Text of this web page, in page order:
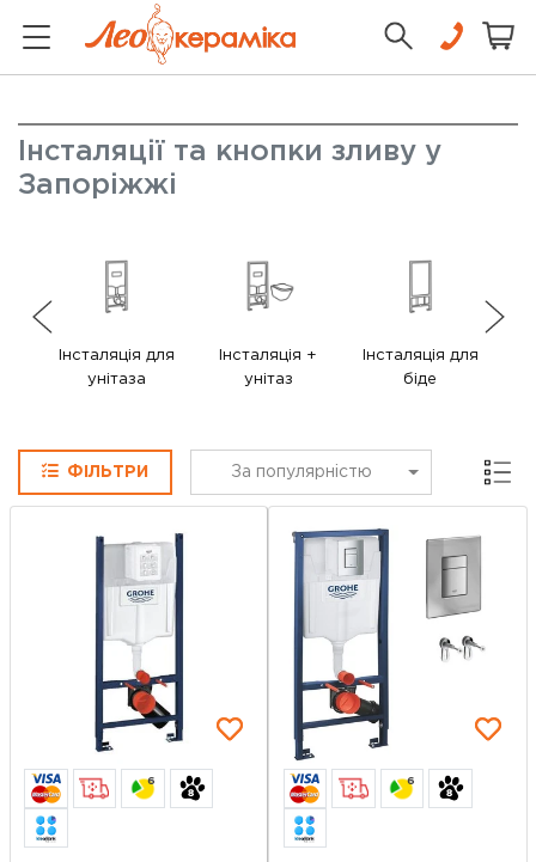
Інсталяції та кнопки зливу у
Запоріжжі
Інсталяція для
унітаза
Інсталяція +
унітаз
Інсталяція для
біде
ФІЛЬТРИ За популярністю Сітка
6 6